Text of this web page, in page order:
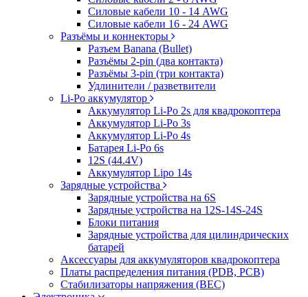
Силовые кабели 10 - 14 AWG
Силовые кабели 16 - 24 AWG
Разъёмы и коннекторы
Разъем Banana (Bullet)
Разъёмы 2-pin (два контакта)
Разъёмы 3-pin (три контакта)
Удлинители / разветвители
Li-Po аккумулятор
Аккумулятор Li-Po 2s для квадрокоптера
Аккумулятор Li-Po 3s
Аккумулятор Li-Po 4s
Батарея Li-Po 6s
12S (44.4V)
Аккумулятор Lipo 14s
Зарядные устройства
Зарядные устройства на 6S
Зарядные устройства на 12S-14S-24S
Блоки питания
Зарядные устройства для цилиндрических
батарей
Аксессуары для аккумуляторов квадрокоптера
Платы распределения питания (PDB, PCB)
Стабилизаторы напряжения (BEC)